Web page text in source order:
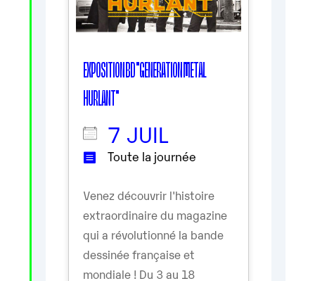
EXPOSITION BD "GENERATION METAL
HURLANT"
7 JUIL
Toute la journée
Venez découvrir l'histoire
extraordinaire du magazine
qui a révolutionné la bande
dessinée française et
mondiale ! Du 3 au 18